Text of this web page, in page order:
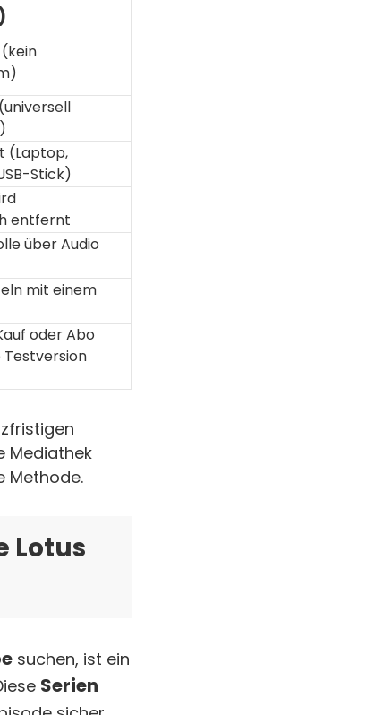
(Laptop,
Stick)
entfernt
über Audio
mit einem
oder Abo
Mediathek
Methode.
Lotus
suchen, ist ein
Serien